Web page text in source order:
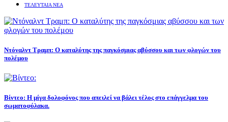
ΤΕΛΕΥΤΑΙΑ ΝΕΑ
Ντόναλντ Τραμπ: Ο καταλύτης της παγκόσμιας αβύσσου και των φλογών του
πολέμου
Βίντεο: Η μίγα δολοφόνος που απειλεί να βάλει τέλος στο επάγγελμα του
σωματοφύλακα.